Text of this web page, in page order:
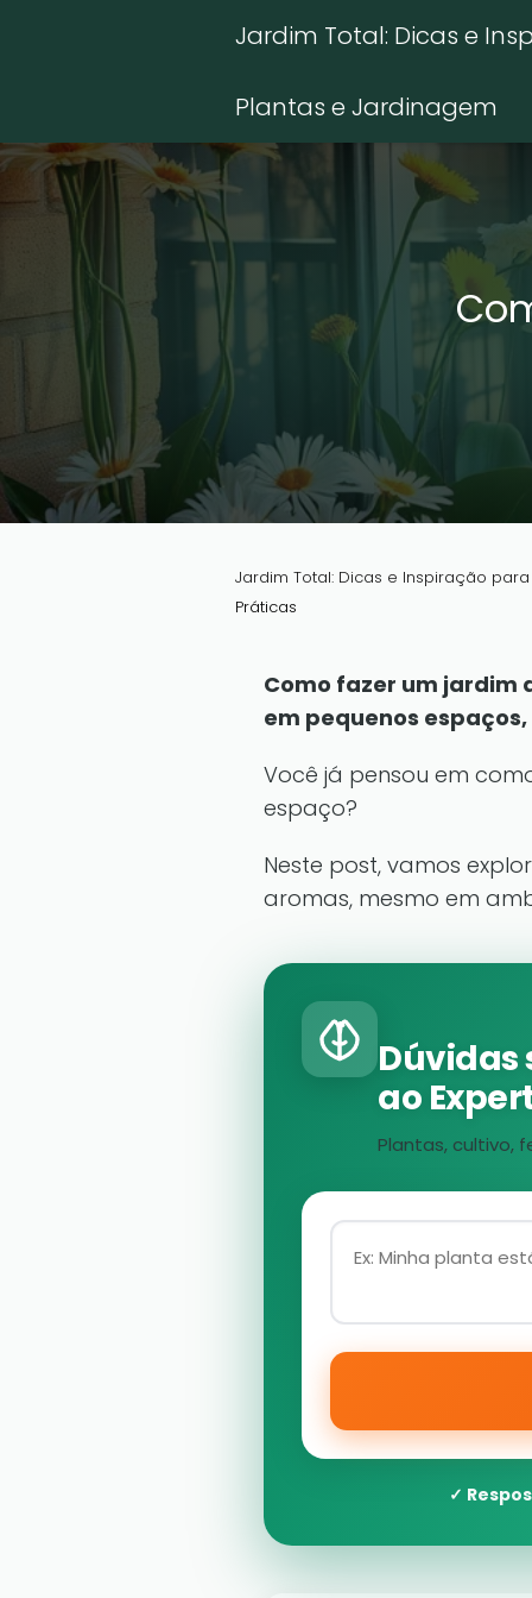
Jardim Total: Dicas e
Plantas e Jardinagem
Jardim Total: Dicas e Inspiração
Práticas
Como fazer um jardim
em pequenos
Você já pensou em
espaço?
Neste post, vamos
aromas, mesmo em
Dúvidas
ao
Plantas, cultivo,
✓